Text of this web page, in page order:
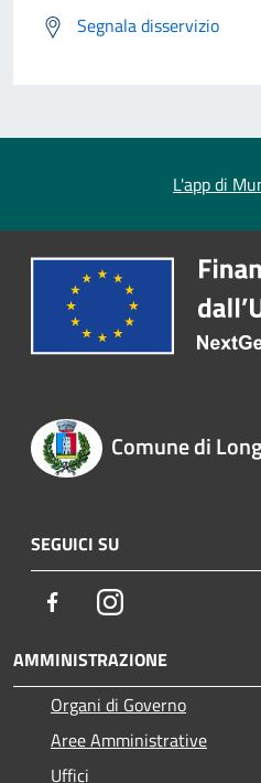
Segnala disservizio
L'app di
Comune di
SEGUICI SU
FacebookInstagram
AMMINISTRAZIONE
Organi di Governo
Aree Amministrative
Uffici